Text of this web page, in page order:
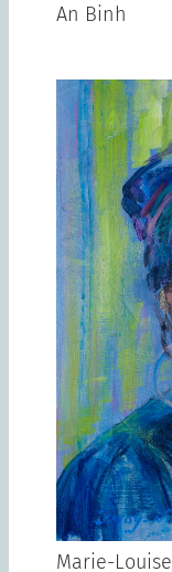
An Binh
Marie-Louise